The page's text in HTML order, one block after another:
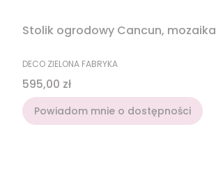
Stolik ogrodowy Cancun, mozaika
PRODUCENT
DECO ZIELONA FABRYKA
Cena
595,00 zł
Powiadom mnie o dostępności